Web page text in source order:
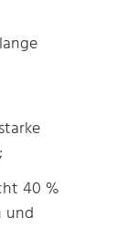
40 %
und